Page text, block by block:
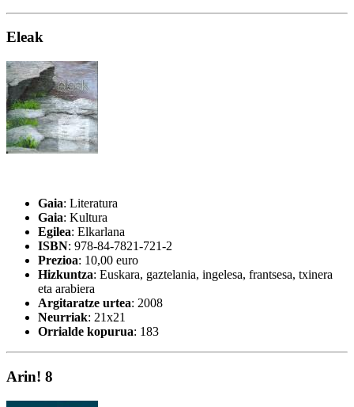
Eleak
Gaia: Literatura
Gaia: Kultura
Egilea: Elkarlana
ISBN: 978-84-7821-721-2
Prezioa: 10,00 euro
Hizkuntza: Euskara, gaztelania, ingelesa, frantsesa, txinera
eta arabiera
Argitaratze urtea: 2008
Neurriak: 21x21
Orrialde kopurua: 183
Arin! 8